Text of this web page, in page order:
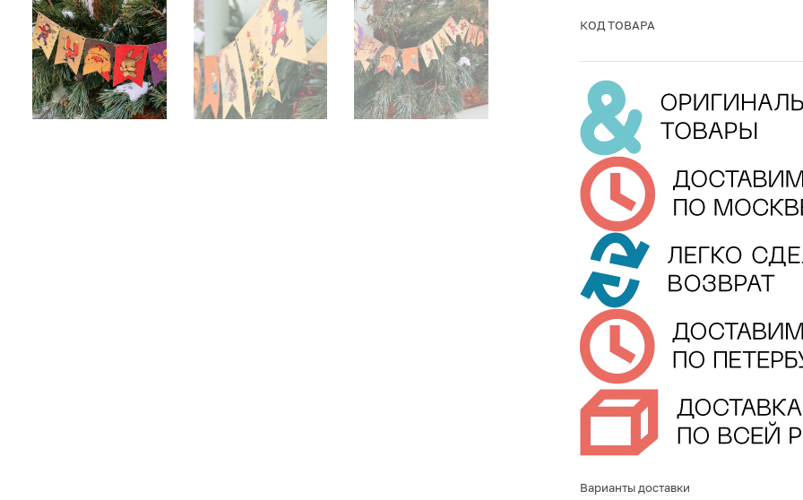
КОД ТОВАРА
Варианты доставки